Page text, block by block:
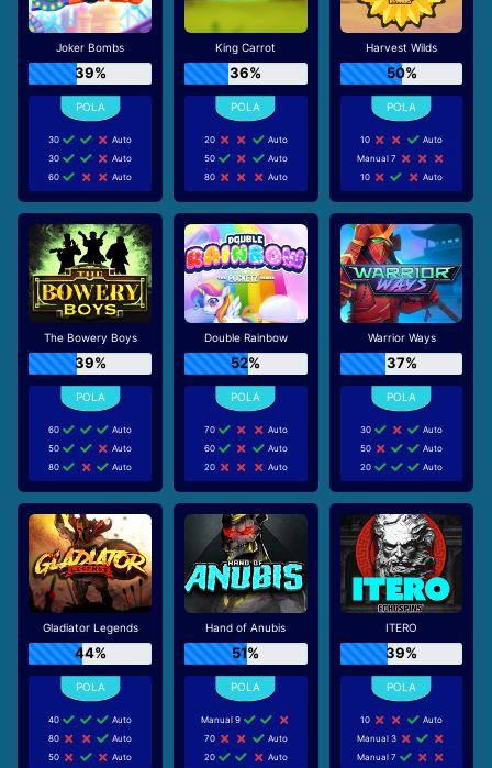
Joker Bombs
39%
30
Auto
30
Auto
60
Auto
King Carrot
36%
20
Auto
50
Auto
80
Auto
Harvest Wilds
50%
10
Auto
Manual 7
10
Auto
The Bowery Boys
39%
60
Auto
50
Auto
80
Auto
Double Rainbow
52%
70
Auto
60
Auto
20
Auto
Warrior Ways
37%
30
Auto
50
Auto
20
Auto
Gladiator Legends
44%
40
Auto
80
Auto
50
Auto
Hand of Anubis
51%
Manual 9
70
Auto
20
Auto
ITERO
39%
10
Auto
Manual 3
Manual 7